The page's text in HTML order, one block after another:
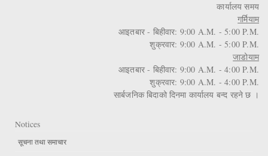
कार्यालय समय
गर्मियाम
आइतबार - बिहीवार: 9:00 A.M. - 5:00 P.M.
शुक्रवार: 9:00 A.M. - 5:00 P.M.
जाडोयाम
आइतबार - बिहीवार: 9:00 A.M. - 4:00 P.M.
शुक्रवार: 9:00 A.M. - 4:00 P.M.
सार्बजनिक बिदाको दिनमा कार्यालय बन्द रहने छ ।
Notices
सूचना तथा समाचार